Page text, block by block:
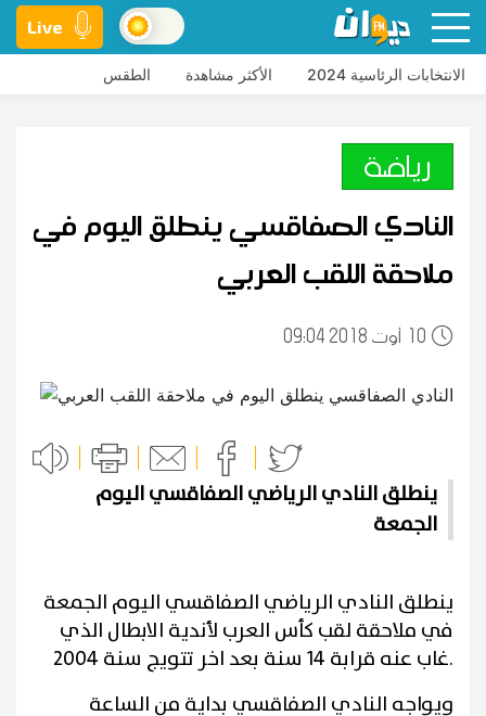
Live
الانتخابات الرئاسية 2024 الأكثر مشاهدة الطقس
رياضة
النادي الصفاقسي ينطلق اليوم في
ملاحقة اللقب العربي
10 09:04 2018 أوت
ينطلق النادي الرياضي الصفاقسي اليوم
الجمعة
ينطلق النادي الرياضي الصفاقسي اليوم الجمعة
في ملاحقة لقب كأس العرب لأندية الابطال الذي
غاب عنه قرابة 14 سنة بعد اخر تتويج سنة 2004.
ويواجه النادي الصفاقسي بداية من الساعة